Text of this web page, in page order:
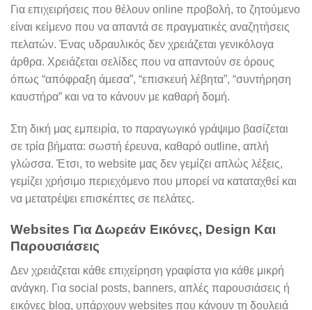
Για επιχειρήσεις που θέλουν online προβολή, το ζητούμενο
είναι κείμενο που να απαντά σε πραγματικές αναζητήσεις
πελατών. Ένας υδραυλικός δεν χρειάζεται γενικόλογα
άρθρα. Χρειάζεται σελίδες που να απαντούν σε όρους
όπως “απόφραξη άμεσα”, “επισκευή λέβητα”, “συντήρηση
καυστήρα” και να το κάνουν με καθαρή δομή.
Στη δική μας εμπειρία, το παραγωγικό γράψιμο βασίζεται
σε τρία βήματα: σωστή έρευνα, καθαρό outline, απλή
γλώσσα. Έτσι, το website μας δεν γεμίζει απλώς λέξεις,
γεμίζει χρήσιμο περιεχόμενο που μπορεί να καταταχθεί και
να μετατρέψει επισκέπτες σε πελάτες.
Websites Για Δωρεάν Εικόνες, Design Και
Παρουσιάσεις
Δεν χρειάζεται κάθε επιχείρηση γραφίστα για κάθε μικρή
ανάγκη. Για social posts, banners, απλές παρουσιάσεις ή
εικόνες blog, υπάρχουν websites που κάνουν τη δουλειά